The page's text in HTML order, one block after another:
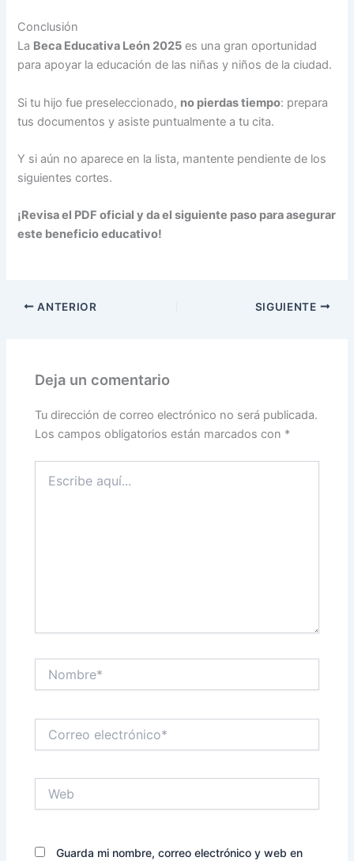
Conclusión
La Beca Educativa León 2025 es una gran oportunidad
para apoyar la educación de las niñas y niños de la ciudad.
Si tu hijo fue preseleccionado, no pierdas tiempo: prepara
tus documentos y asiste puntualmente a tu cita.
Y si aún no aparece en la lista, mantente pendiente de los
siguientes cortes.
¡Revisa el PDF oficial y da el siguiente paso para asegurar
este beneficio educativo!
ANTERIOR SIGUIENTE
Deja un comentario
Tu dirección de correo electrónico no será publicada.
Los campos obligatorios están marcados con *
aquí...
electrónico*
Guarda mi nombre, correo electrónico y web en